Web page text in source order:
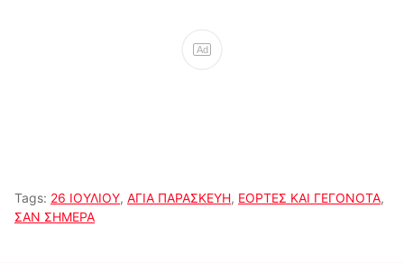
Ad
Tags: 26 ΙΟΥΛΙΟΥ, ΑΓΙΑ ΠΑΡΑΣΚΕΥΗ, ΕΟΡΤΕΣ ΚΑΙ ΓΕΓΟΝΟΤΑ,
ΣΑΝ ΣΗΜΕΡΑ